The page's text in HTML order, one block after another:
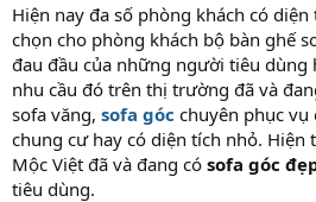
Hiện nay đa số phòng khách có
chọn cho phòng khách bộ bàn ghế
đau đầu của những người tiêu dùng
nhu cầu đó trên thị trường đã và
sofa văng, sofa góc chuyên phục vụ
chung cư hay có diện tích nhỏ. Hiện
Mộc Việt đã và đang có sofa góc
tiêu dùng.